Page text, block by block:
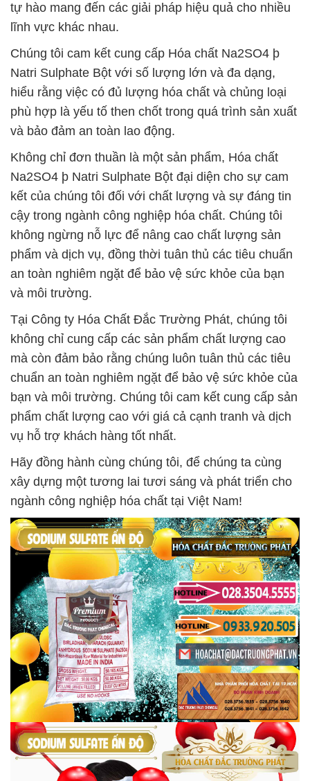
tự hào mang đến các giải pháp hiệu quả cho nhiều
lĩnh vực khác nhau.
Chúng tôi cam kết cung cấp Hóa chất Na2SO4 þ
Natri Sulphate Bột với số lượng lớn và đa dạng,
hiểu rằng việc có đủ lượng hóa chất và chủng loại
phù hợp là yếu tố then chốt trong quá trình sản xuất
và bảo đảm an toàn lao động.
Không chỉ đơn thuần là một sản phẩm, Hóa chất
Na2SO4 þ Natri Sulphate Bột đại diện cho sự cam
kết của chúng tôi đối với chất lượng và sự đáng tin
cậy trong ngành công nghiệp hóa chất. Chúng tôi
không ngừng nỗ lực để nâng cao chất lượng sản
phẩm và dịch vụ, đồng thời tuân thủ các tiêu chuẩn
an toàn nghiêm ngặt để bảo vệ sức khỏe của bạn
và môi trường.
Tại Công ty Hóa Chất Đắc Trường Phát, chúng tôi
không chỉ cung cấp các sản phẩm chất lượng cao
mà còn đảm bảo rằng chúng luôn tuân thủ các tiêu
chuẩn an toàn nghiêm ngặt để bảo vệ sức khỏe của
bạn và môi trường. Chúng tôi cam kết cung cấp sản
phẩm chất lượng cao với giá cả cạnh tranh và dịch
vụ hỗ trợ khách hàng tốt nhất.
Hãy đồng hành cùng chúng tôi, để chúng ta cùng
xây dựng một tương lai tươi sáng và phát triển cho
ngành công nghiệp hóa chất tại Việt Nam!